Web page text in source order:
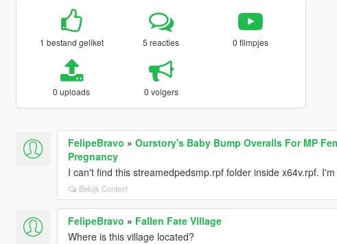
1 bestand geliket 5 reacties 0 filmpjes
0 uploads 0 volgers
FelipeBravo » Ourstory's Baby Bump Overalls For MP
Pregnancy
I can't find this streamedpedsmp.rpf folder inside x64v.rpf.
Bekijk Context
FelipeBravo » Fallen Fate Village
Where is this village located?